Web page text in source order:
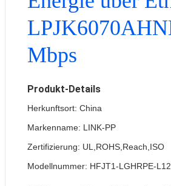
Mbps
Produkt-Details
Herkunftsort: China
Markenname: LINK-PP
Zertifizierung: UL,ROHS,Reach,ISO
Modellnummer: HFJT1-LGHRPE-